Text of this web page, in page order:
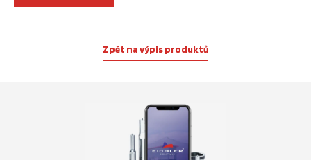
Zpět na výpis produktů